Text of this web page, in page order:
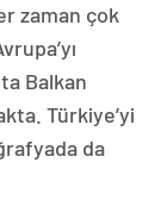
zaman çok
Balkan
Türkiye’yi
da